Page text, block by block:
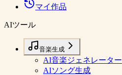
マイ作品
AIツール
音楽生成
AI音楽ジェネレーター
AIソング生成